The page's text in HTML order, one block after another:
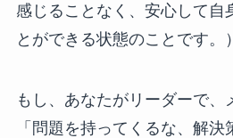
感じることなく、安⼼して⾃
とができる状態のことです。）
もし、あなたがリーダーで、
「問題を持ってくるな、解決